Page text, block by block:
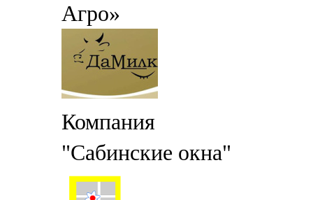
Агро»
Компания
"Сабинские окна"